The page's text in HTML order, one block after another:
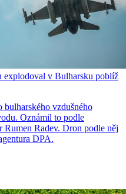
explodoval v Bulharsku poblíž
vzdušného
Oznámil to podle
Rumen Radev. Dron podle něj
DPA.